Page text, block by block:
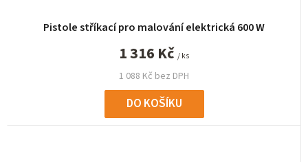
Pistole stříkací pro malování elektrická 600 W
1 088 Kč bez DPH
1 316 Kč / ks
DO KOŠÍKU